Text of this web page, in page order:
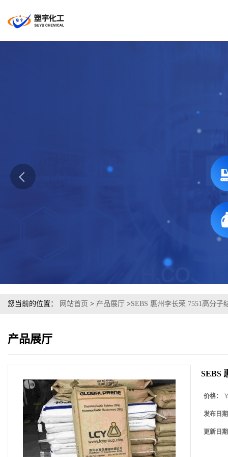
您当前的位置： 网站首页 > 产品展厅 >SEBS 惠州李长荣 7551高分子
产品展厅
SEBS
价格：
发布日
更新日